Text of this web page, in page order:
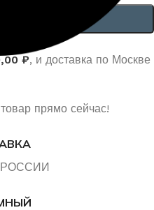
₽, и доставка по Москве
прямо сейчас!